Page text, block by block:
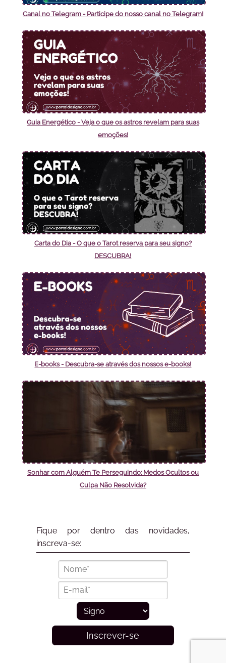
Canal no Telegram - Participe do nosso canal no Telegram!
Guia Energético - Veja o que os astros revelam para suas
emoções!
Carta do Dia - O que o Tarot reserva para seu signo?
DESCUBRA!
E-books - Descubra-se através dos nossos e-books!
Sonhar com Alguém Te Perseguindo: Medos Ocultos ou
Culpa Não Resolvida?
Fique por dentro das novidades,
inscreva-se:
Inscrever-se